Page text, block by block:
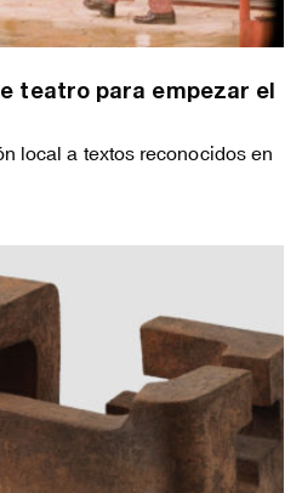
teatro para empezar el
local a textos reconocidos en